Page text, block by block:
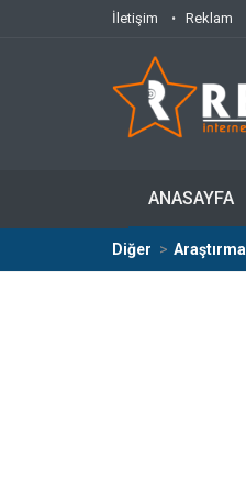
İletişim Reklam
ANASAYFA
Diğer Araştırma